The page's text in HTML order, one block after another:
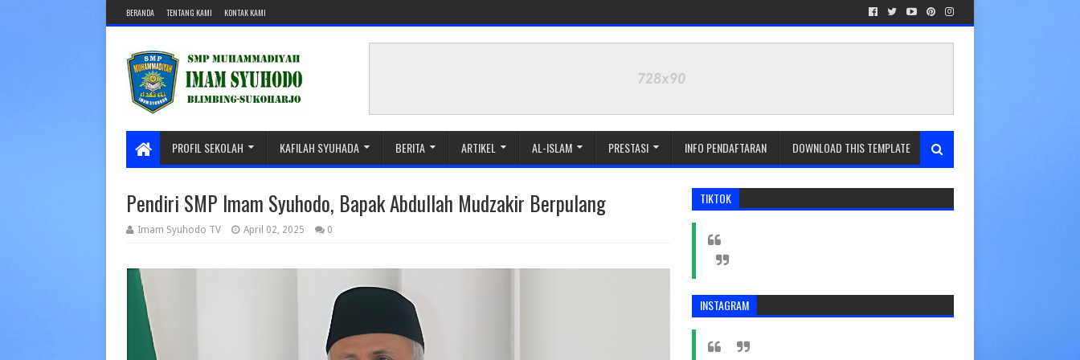
BERANDA TENTANG KAMI KONTAK KAMI
PROFIL SEKOLAH KAFILAH SYUHADA BERITA ARTIKEL AL-ISLAM PRESTASI INFO PENDAFTARAN DOWNLOAD THIS TEMPLATE
Pendiri SMP Imam Syuhodo, Bapak Abdullah Mudzakir Berpulang
Imam Syuhodo TV April 02, 2025 0
TIKTOK
INSTAGRAM